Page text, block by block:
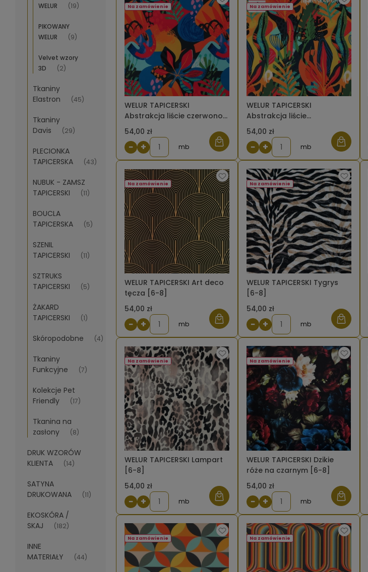
WELUR
(19)
PIKOWANY
WELUR
(9)
Velvet wzory
3D
(2)
Tkaniny
Elastron
(45)
Tkaniny
Davis
(29)
PLECIONKA
TAPICERSKA
(43)
NUBUK - ZAMSZ
TAPICERSKI
(11)
BOUCLA
TAPICERSKA
(5)
SZENIL
TAPICERSKI
(11)
SZTRUKS
TAPICERSKI
(5)
ŻAKARD
TAPICERSKI
(1)
Skóropodobne (4)
Tkaniny
Funkcyjne
(7)
Kolekcje Pet
Friendly
(17)
Tkanina na
zasłony
(8)
DRUK WZORÓW
KLIENTA
(14)
SATYNA
DRUKOWANA
(11)
EKOSKÓRA /
SKAJ
(182)
INNE
MATERIAŁY
(44)
WELUR TAPICERSKI
Abstrakcja liście czerwono-
niebieskie [6-8]
54,00 zł
Na zamówienie
− + mb
WELUR TAPICERSKI
Abstrakcja liście
pomarańczowo-zielone [6-
8]
54,00 zł
Na zamówienie
− + mb
WELUR TAPICERSKI Art deco
tęcza [6-8]
54,00 zł
Na zamówienie
− + mb
WELUR TAPICERSKI Tygrys
[6-8]
54,00 zł
Na zamówienie
− + mb
WELUR TAPICERSKI Lampart
[6-8]
54,00 zł
Na zamówienie
− + mb
WELUR TAPICERSKI Dzikie
róże na czarnym [6-8]
54,00 zł
Na zamówienie
− + mb
Na zamówienie Na zamówienie